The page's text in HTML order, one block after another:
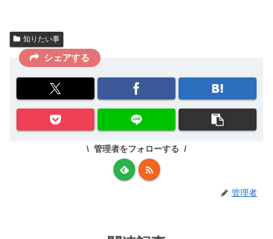
知りたい事
シェアする
管理者をフォローする
管理者